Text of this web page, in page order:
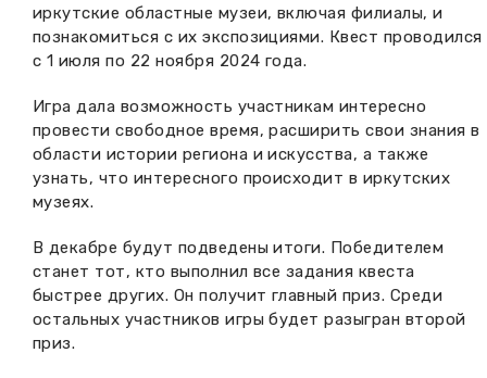
Вакансии музея
Независимая оценка
Проекты и программы
Научные издания
Прейскурант
Ледокол Ангара
Музей В.Г. Распутина
КПЦ им. свт. Иннокентия (Вениаминова)
Научно-фондовый отдел
Мемориальный дом А.М. Тюрюмина
Музеи региона
Передвижные выставки
Профессиональные мероприятия
иркутские областные музеи, включая филиалы, и
познакомиться с их экспозициями. Квест проводился
с 1 июля по 22 ноября 2024 года.
Игра дала возможность участникам интересно
провести свободное время, расширить свои знания в
области истории региона и искусства, а также
узнать, что интересного происходит в иркутских
музеях.
В декабре будут подведены итоги. Победителем
станет тот, кто выполнил все задания квеста
быстрее других. Он получит главный приз. Среди
остальных участников игры будет разыгран второй
приз.